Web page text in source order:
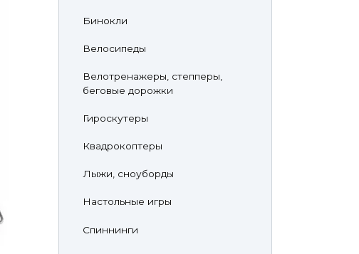
Бинокли
Велосипеды
Велотренажеры, степперы,
беговые дорожки
Гироскутеры
Квадрокоптеры
Лыжи, сноуборды
Настольные игры
Спиннинги